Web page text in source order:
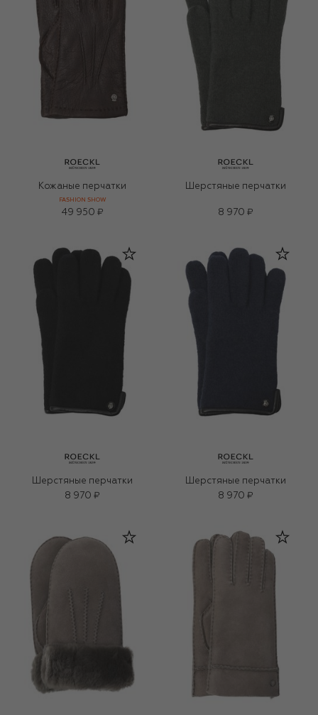
Кожаные перчатки
FASHION SHOW
49 950 ₽
Шерстяные перчатки
8 970 ₽
Шерстяные перчатки
8 970 ₽
Шерстяные перчатки
8 970 ₽